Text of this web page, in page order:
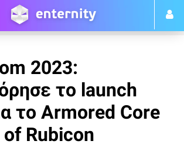
2023:
το launch
το Armored Core
Rubicon